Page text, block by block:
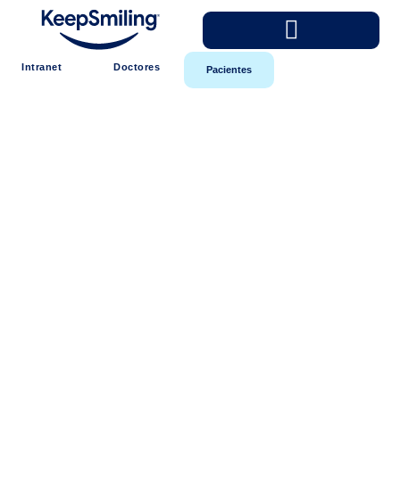
Intranet Doctores Pacientes